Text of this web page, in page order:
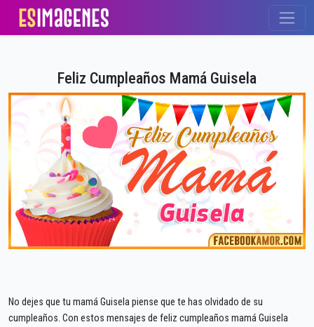
Feliz Cumpleaños Mamá Guisela
No dejes que tu mamá Guisela piense que te has olvidado de su
cumpleaños. Con estos mensajes de feliz cumpleaños mamá Guisela